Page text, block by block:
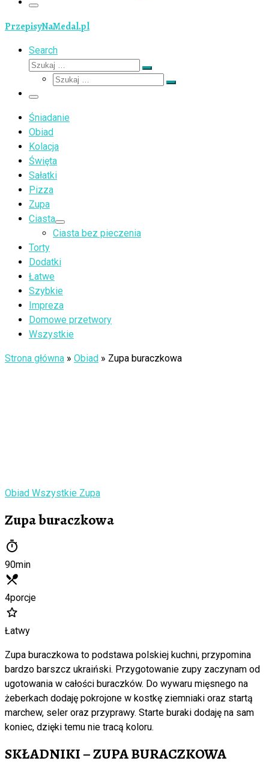
Menu
PrzepisyNaMedal.pl
Search
Szukaj
Szukaj
Szukaj
Szukaj
Menu
Śniadanie
Obiad
Kolacja
Święta
Sałatki
Pizza
Zupa
Ciasta
Ciasta bez pieczenia
Torty
Dodatki
Łatwe
Szybkie
Impreza
Domowe przetwory
Wszystkie
Strona główna » Obiad » Zupa buraczkowa
Obiad Wszystkie Zupa
Zupa buraczkowa
90min
4porcje
Łatwy
Zupa buraczkowa to podstawa polskiej kuchni, przypomina
bardzo barszcz ukraiński. Przygotowanie zupy zaczynam od
ugotowania w całości buraczków. Do wywaru mięsnego na
żeberkach dodaję pokrojone w kostkę ziemniaki oraz startą
marchew, seler oraz przyprawy. Starte buraki dodaję na sam
koniec, dzięki temu nie tracą koloru.
SKŁADNIKI – ZUPA BURACZKOWA